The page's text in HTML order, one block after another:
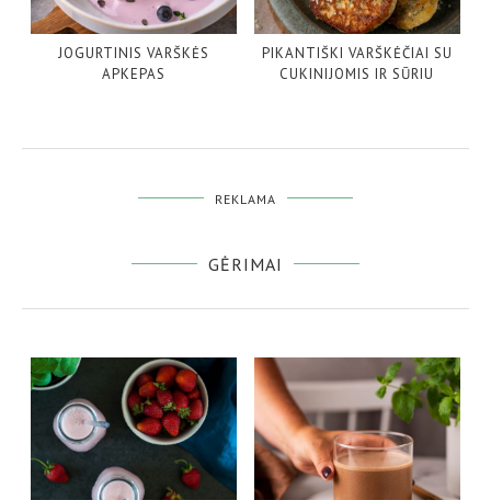
JOGURTINIS VARŠKĖS
APKEPAS
PIKANTIŠKI VARŠKĖČIAI SU
CUKINIJOMIS IR SŪRIU
REKLAMA
GĖRIMAI